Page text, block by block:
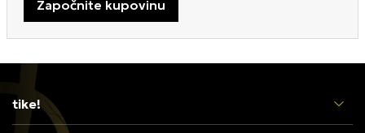
Započnite kupovinu
tike!